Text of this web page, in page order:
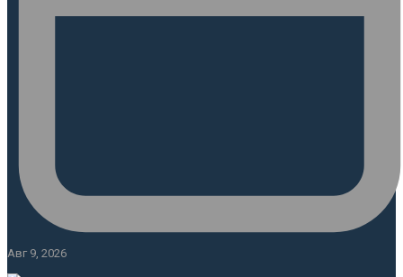
Авг 9, 2026